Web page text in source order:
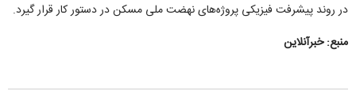
در روند پیشرفت فیزیکی پروژه‌های نهضت ملی مسکن در دستور کار قرار گیرد.
منبع: خبرآنلاین